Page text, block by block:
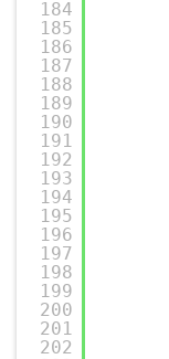
184
185
186
187
188
189
190
191
192
193
194
195
196
197
198
199
200
201
202